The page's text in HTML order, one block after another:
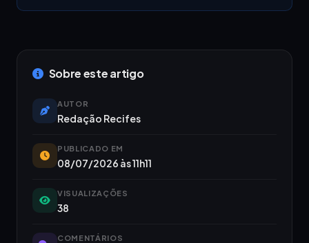
Sobre este artigo
AUTOR
Redação Recifes
PUBLICADO EM
08/07/2026 às 11h11
VISUALIZAÇÕES
38
COMENTÁRIOS